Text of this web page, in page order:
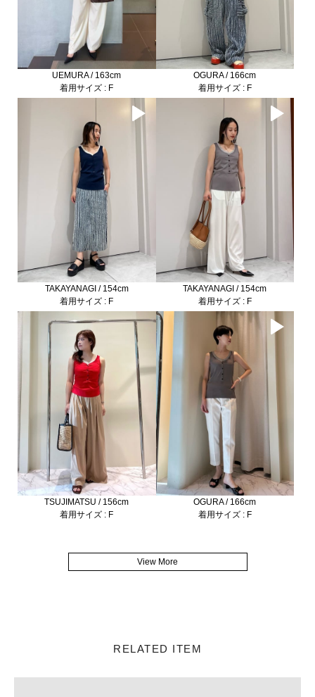
UEMURA / 163cm
着用サイズ : F
OGURA / 166cm
着用サイズ : F
TAKAYANAGI / 154cm
着用サイズ : F
TAKAYANAGI / 154cm
着用サイズ : F
TSUJIMATSU / 156cm
着用サイズ : F
OGURA / 166cm
着用サイズ : F
View More
RELATED ITEM